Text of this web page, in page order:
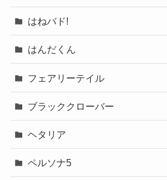
はねバド!
はんだくん
フェアリーテイル
ブラッククローバー
ヘタリア
ペルソナ5